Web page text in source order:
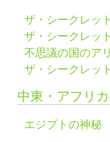
ザ・シークレッ
ザ・シークレッ
不思議の国のア
ザ・シークレッ
中東・アフリ
エジプトの神秘